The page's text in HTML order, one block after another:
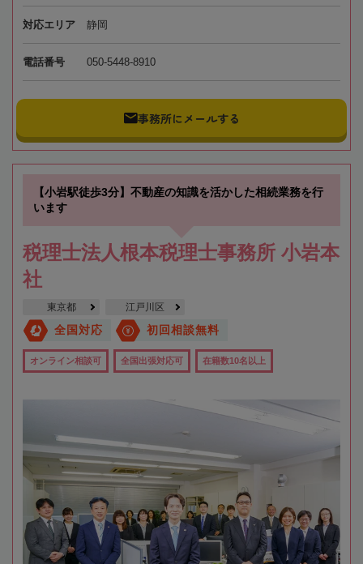
対応エリア 静岡
電話番号 050-5448-8910
事務所にメールする
【小岩駅徒歩3分】不動産の知識を活かした相続業務を行
います
税理士法人根本税理士事務所 小岩本
社
東京都 江戸川区
全国対応 初回相談無料
オンライン相談可 全国出張対応可 在籍数10名以上